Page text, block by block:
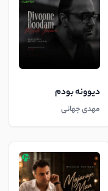
دیوونه بودم
مهدی جهانی